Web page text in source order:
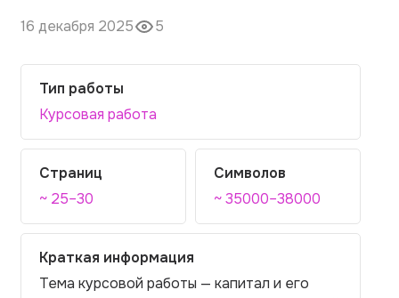
Вопросы и ответы
16 декабря 2025 5
Тип работы
Курсовая работа
Страниц
~ 25–30
Символов
~ 35000–38000
Краткая информация
Тема курсовой работы — капитaл и его